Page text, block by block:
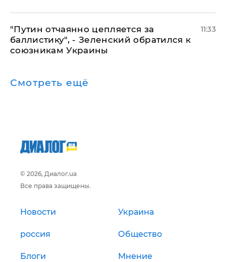
"Путин отчаянно цепляется за
баллистику", - Зеленский обратился к
союзникам Украины
11:33
Смотреть ещё
© 2026, Диалог.ua
Все права защищены.
Новости Украина
россия Общество
Блоги Мнение